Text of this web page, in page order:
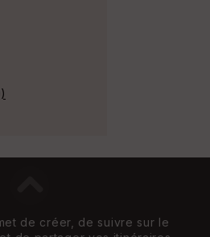
de créer, de suivre sur le